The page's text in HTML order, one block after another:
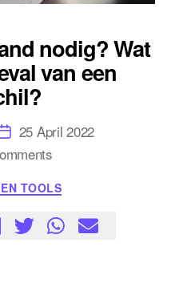
nodig? Wat
van een
Post
date
25 April 2022
on
bijstand
nodig?
te
doen
Categories
TOOLS